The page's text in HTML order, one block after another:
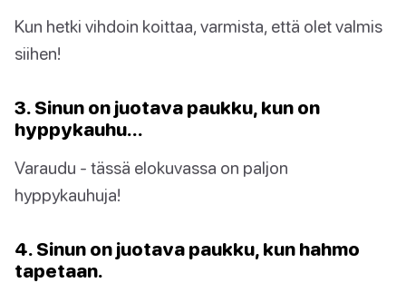
Kun hetki vihdoin koittaa, varmista, että olet valmis
siihen!
3. Sinun on juotava paukku, kun on
hyppykauhu…
Varaudu - tässä elokuvassa on paljon
hyppykauhuja!
4. Sinun on juotava paukku, kun hahmo
tapetaan.